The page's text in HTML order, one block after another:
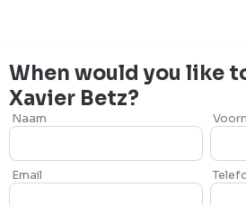
When would you like
Xavier Betz?
Naam
Email